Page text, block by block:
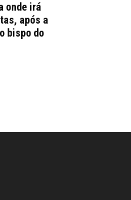
onde irá
após a
bispo do